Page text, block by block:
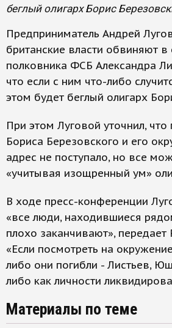
беглый олигарх Борис
Предприниматель Андрей
британские власти обвиняют в
полковника ФСБ Александра
что если с ним что-либо
этом будет беглый олигарх
При этом Луговой уточнил,
Бориса Березовского и его
адрес не поступало, но все
«учитывая изощренный ум»
В ходе пресс-конференции
«все люди, находившиеся
плохо заканчивают»,
«Если посмотреть на
либо они погибли - Листьев,
либо как личности
Материалы по теме